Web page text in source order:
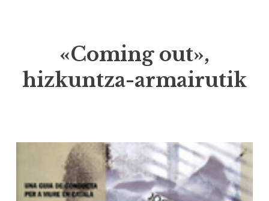
«Coming out»,
hizkuntza-armairutik